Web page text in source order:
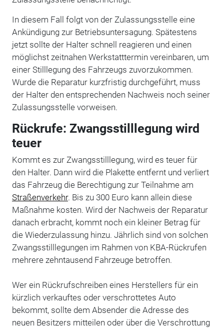
In diesem Fall folgt von der Zulassungsstelle eine
Ankündigung zur Betriebsuntersagung. Spätestens
jetzt sollte der Halter schnell reagieren und einen
möglichst zeitnahen Werkstatttermin vereinbaren, um
einer Stilllegung des Fahrzeugs zuvorzukommen.
Wurde die Reparatur kurzfristig durchgeführt, muss
der Halter den entsprechenden Nachweis noch seiner
Zulassungsstelle vorweisen.
Rückrufe: Zwangsstilllegung wird
teuer
Kommt es zur Zwangsstilllegung, wird es teuer für
den Halter. Dann wird die Plakette entfernt und verliert
das Fahrzeug die Berechtigung zur Teilnahme am
Straßenverkehr. Bis zu 300 Euro kann allein diese
Maßnahme kosten. Wird der Nachweis der Reparatur
danach erbracht, kommt noch ein kleiner Betrag für
die Wiederzulassung hinzu. Jährlich sind von solchen
Zwangsstilllegungen im Rahmen von KBA-Rückrufen
mehrere zehntausend Fahrzeuge betroffen.
Wer ein Rückrufschreiben eines Herstellers für ein
kürzlich verkauftes oder verschrottetes Auto
bekommt, sollte dem Absender die Adresse des
neuen Besitzers mitteilen oder über die Verschrottung